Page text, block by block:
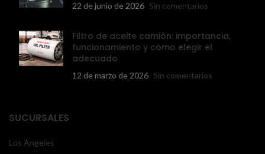
22 de junio de 2026 Sin comentarios
Filtro de aceite camión: importancia,
funcionamiento y cómo elegir el
adecuado
12 de marzo de 2026 Sin comentarios
SUCURSALES
Los Ángeles